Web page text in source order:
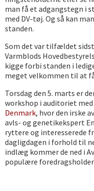
man få et adgangstegn i
med DV-tøj. Og så kan
standen.
Som det var tilfældet
Varmblods
kigge forbi standen i
meget velkommen til at
Torsdag den 5. marts er
workshop i auditoriet
Denmark, hvor den irske
avls- og genetikekspert
ryttere og interesserede
dagligdagen i forhold til
indlæg kommer de ned i
populære